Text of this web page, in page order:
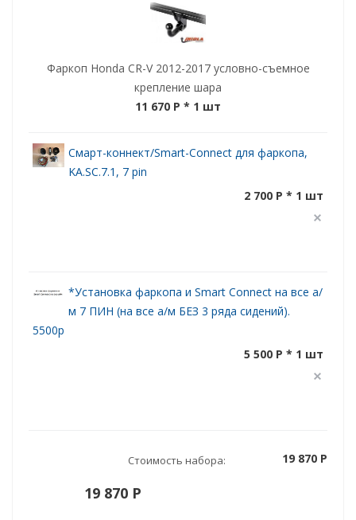
Фаркоп Honda CR-V 2012-2017 условно-съемное
крепление шара
11 670 P * 1 шт
Смарт-коннект/Smart-Connect для фаркопа,
KA.SC.7.1, 7 pin
2 700 P * 1 шт
*Установка фаркопа и Smart Connect на все а/
м 7 ПИН (на все а/м БЕЗ 3 ряда сидений).
5500р
5 500 P * 1 шт
Стоимость набора: 19 870 P
19 870 P